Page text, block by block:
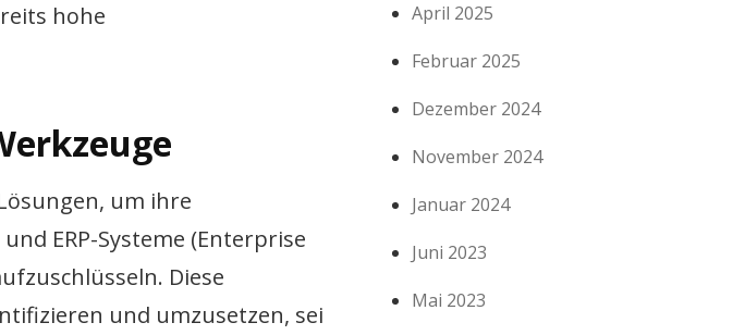
hohe
um ihre
ERP-Systeme (Enterprise
Diese
und umzusetzen, sei
April 2025
Februar 2025
Dezember 2024
November 2024
Januar 2024
Juni 2023
Mai 2023